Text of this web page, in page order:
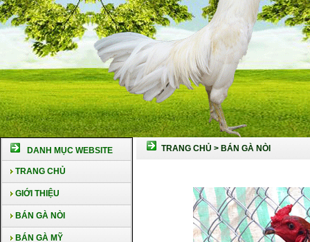
DANH MỤC WEBSITE
TRANG CHỦ
GIỚI THIỆU
BÁN GÀ NÒI
BÁN GÀ MỸ
TRANG CHỦ > BÁN GÀ NÒI